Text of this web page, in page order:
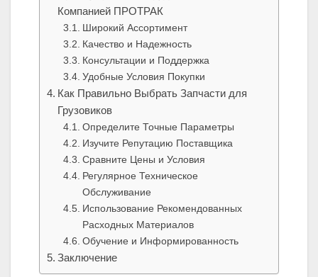
Компанией ПРОТРАК
Широкий Ассортимент
Качество и Надежность
Консультации и Поддержка
Удобные Условия Покупки
Как Правильно Выбрать Запчасти для
Грузовиков
Определите Точные Параметры
Изучите Репутацию Поставщика
Сравните Цены и Условия
Регулярное Техническое
Обслуживание
Использование Рекомендованных
Расходных Материалов
Обучение и Информированность
Заключение